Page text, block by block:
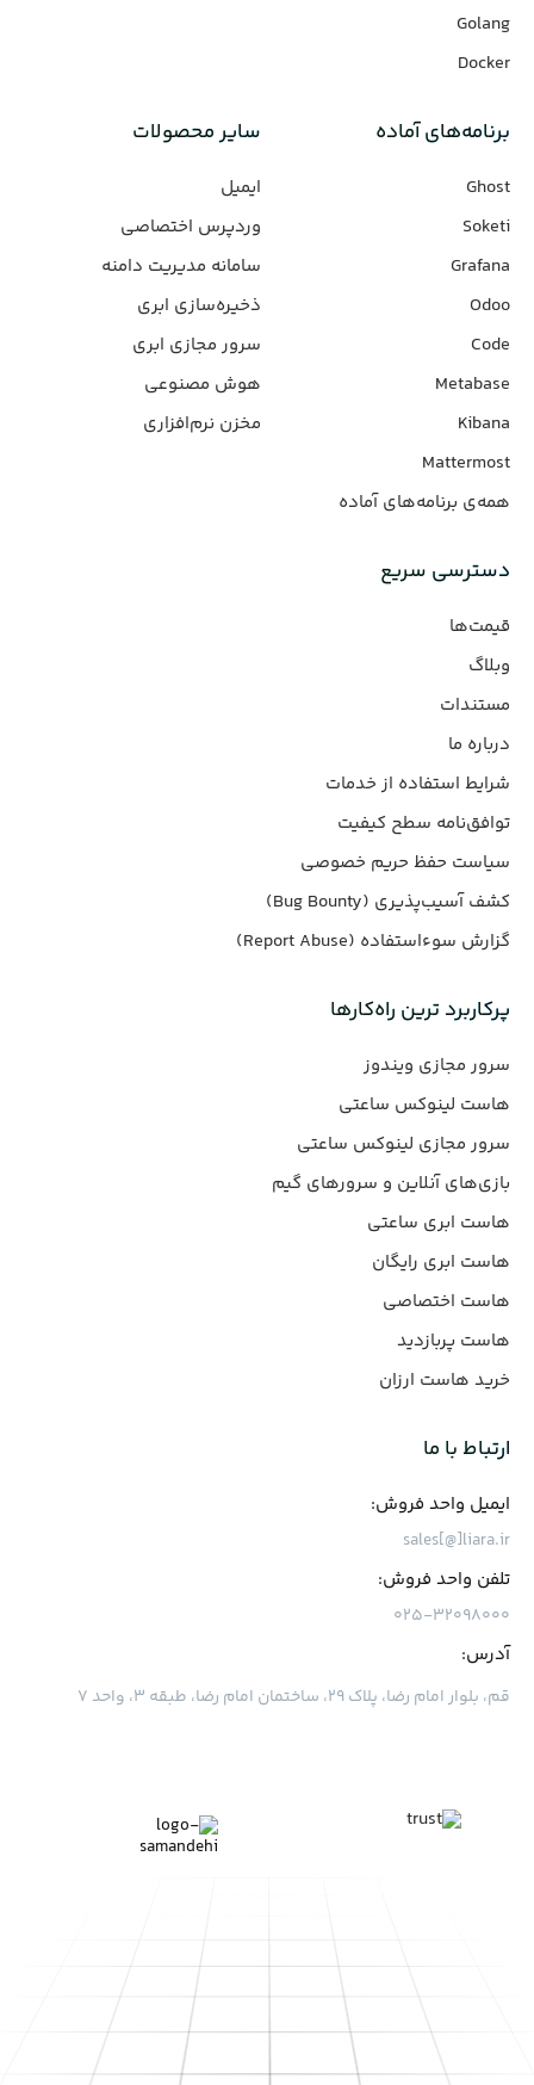
Golang
Docker
برنامه‌های‌ آماده
Ghost
Soketi
Grafana
Odoo
Code
Metabase
Kibana
Mattermost
همه‌ی برنامه‌های آماده
سایر محصولات
ایمیل
وردپرس‌ اختصاصی
سامانه مدیریت دامنه
ذخیره‌سازی ابری
سرور مجازی ابری
هوش مصنوعی
مخزن نرم‌افزاری
دسترسی سریع
قیمت‌ها
وبلاگ
مستندات
درباره ما
شرایط استفاده از خدمات
توافق‌نامه سطح کیفیت
سیاست حفظ حریم خصوصی
کشف آسیب‌پذیری (Bug Bounty)
گزارش سوءاستفاده (Report Abuse)
پرکاربرد ترین راه‌کارها
سرور مجازی ویندوز
هاست لینوکس ساعتی
سرور مجازی لینوکس ساعتی
بازی‌های آنلاین و سرورهای گیم
هاست ابری ساعتی
هاست ابری رایگان
هاست اختصاصی
هاست پربازدید
خرید هاست ارزان
ارتباط با ما
ایمیل واحد فروش:
sales[@]liara.ir
تلفن واحد فروش:
۰۲۵-۳۲۰۹۸۰۰۰
آدرس:
قم، بلوار امام رضا، پلاک ۲۹، ساختمان امام رضا، طبقه ۳، واحد ۷